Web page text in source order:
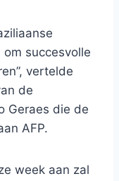
succesvolle
vertelde
de
Geraes die de
AFP.
week aan zal